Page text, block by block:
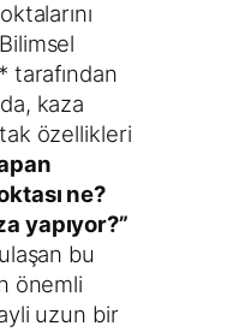
tarafından
kaza
özellikleri
ne?
yapıyor?”
bu
önemli
uzun bir